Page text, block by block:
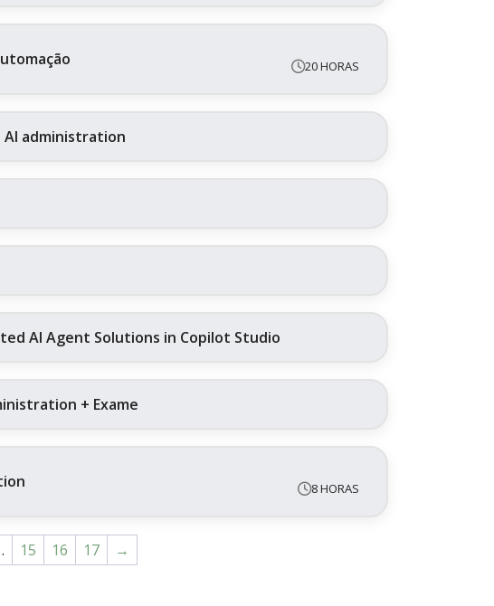
20 HORAS
AI administration
AI Agent Solutions in Copilot Studio
+ Exame
8 HORAS
15 16 17 →